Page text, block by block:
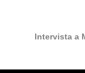
Intervista a